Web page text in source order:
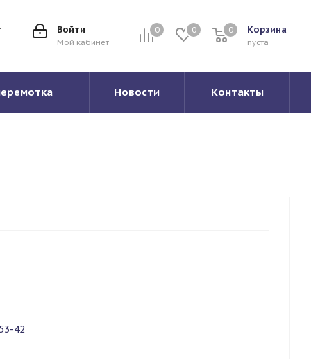
0 0 Корзина
0
пуста
0
Войти
Мой кабинет
Новости Контакты
42